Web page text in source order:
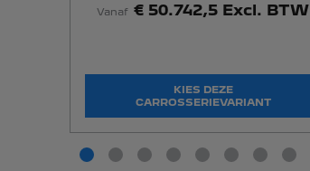
Vanaf € 50.742,5 Excl. BTW
KIES DEZE
CARROSSERIEVARIANT